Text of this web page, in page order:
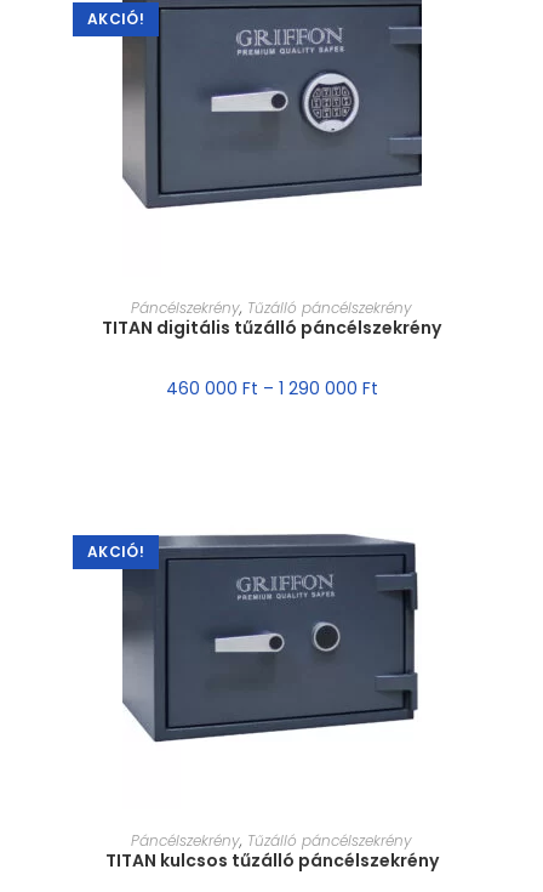
AKCIÓ!
MÉRET VÁLASZTÁSA
Páncélszekrény, Tűzálló páncélszekrény
TITAN digitális tűzálló páncélszekrény
460 000 Ft – 1 290 000 Ft
AKCIÓ!
MÉRET VÁLASZTÁSA
Páncélszekrény, Tűzálló páncélszekrény
TITAN kulcsos tűzálló páncélszekrény